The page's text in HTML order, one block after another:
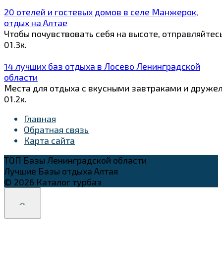
20 отелей и гостевых домов в селе Манжерок,
отдых на Алтае
Чтобы почувствовать себя на высоте,
01.3к.
14 лучших баз отдыха в Лосево Ленинградской
области
Места для отдыха с вкусными завтраками и
01.2к.
Главная
Обратная связь
Карта сайта
ТОП Базы Ленинградской области
Лучшие Базы отдыха Алтая
© 2026 Каталог турбаз